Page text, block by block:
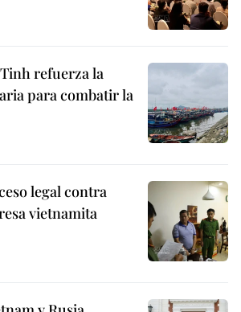
refuerza la
para combatir la
legal contra
vietnamita